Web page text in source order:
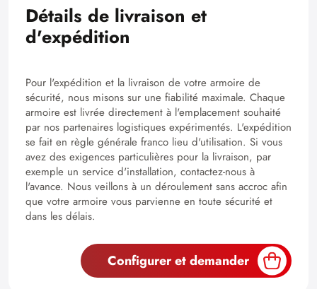
Détails de livraison et
d'expédition
Pour l'expédition et la livraison de votre armoire de
sécurité, nous misons sur une fiabilité maximale. Chaque
armoire est livrée directement à l'emplacement souhaité
par nos partenaires logistiques expérimentés. L'expédition
se fait en règle générale franco lieu d'utilisation. Si vous
avez des exigences particulières pour la livraison, par
exemple un service d'installation, contactez-nous à
l'avance. Nous veillons à un déroulement sans accroc afin
que votre armoire vous parvienne en toute sécurité et
dans les délais.
Configurer et demander